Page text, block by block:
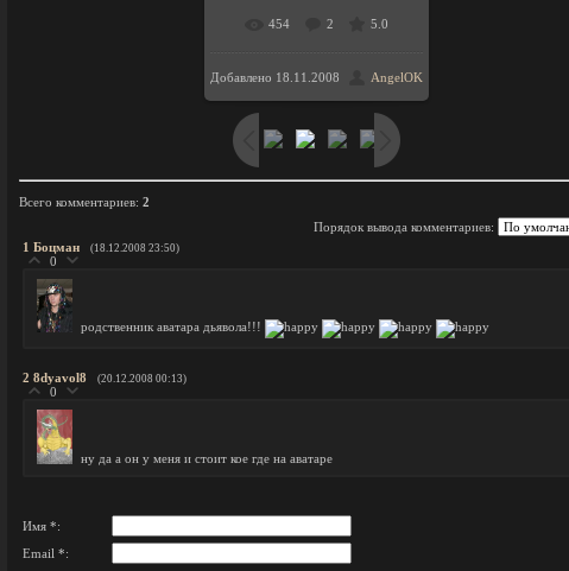
454 2 5.0
Добавлено 18.11.2008 AngelOK
Всего комментариев: 2
Порядок вывода комментариев:
1 Боцман (18.12.2008 23:50)
0
родственник аватара дьявола!!!
2 8dyavol8 (20.12.2008 00:13)
0
ну да а он у меня и стоит кое где на аватаре
Имя *:
Email *: